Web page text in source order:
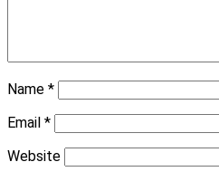
Name *
Email *
Website